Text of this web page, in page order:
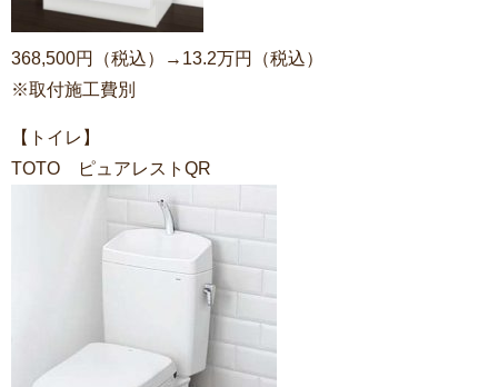
368,500円（税込）→13.2万円（税込）
※取付施工費別
【トイレ】
TOTO ピュアレストQR